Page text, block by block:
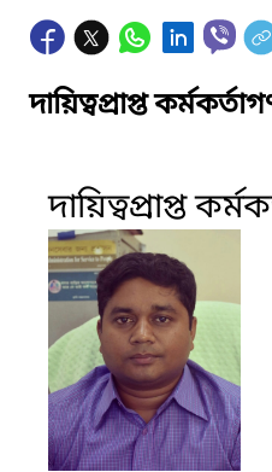
দায়িত্বপ্রাপ্ত
দায়িত্বপ্রাপ্ত